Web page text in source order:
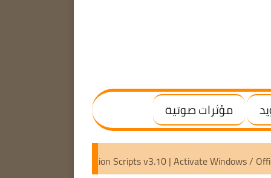
مؤثرات صوتية
Microsoft Activation Scripts v3.10 | Activate